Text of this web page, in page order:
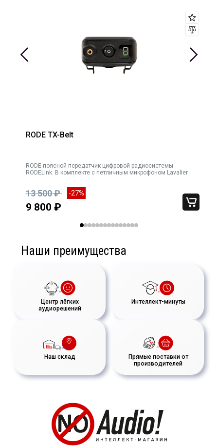
RODE TX-Belt
RODE поясной передатчик цифровой радиосистемы
RODELink. В комплекте с петличным микрофоном Lavalier
13 500 ₽ -27%
9 800 ₽
Наши преимущества
Центр лёгких
аудиорешений
Интеллект-минуты
Наш склад
Прямые поставки от
производителей